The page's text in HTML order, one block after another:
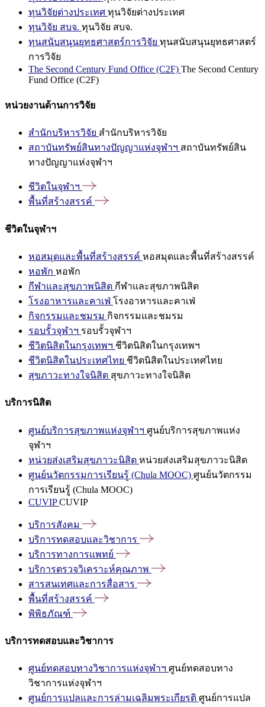
ทุนวิจัยต่างประเทศ ทุนวิจัยต่างประเทศ
ทุนวิจัย สบจ. ทุนวิจัย สบจ.
ทุนสนับสนุนยุทธศาสตร์การวิจัย ทุนสนับสนุนยุทธศาสตร์
การวิจัย
The Second Century Fund Office (C2F) The Second Century
Fund Office (C2F)
หน่วยงานด้านการวิจัย
สำนักบริหารวิจัย สำนักบริหารวิจัย
สถาบันทรัพย์สินทางปัญญาแห่งจุฬาฯ สถาบันทรัพย์สิน
ทางปัญญาแห่งจุฬาฯ
ชีวิตในจุฬาฯ
พื้นที่สร้างสรรค์
ชีวิตในจุฬาฯ
หอสมุดและพื้นที่สร้างสรรค์ หอสมุดและพื้นที่สร้างสรรค์
หอพัก หอพัก
กีฬาและสุขภาพนิสิต กีฬาและสุขภาพนิสิต
โรงอาหารและคาเฟ่ โรงอาหารและคาเฟ่
กิจกรรมและชมรม กิจกรรมและชมรม
รอบรั้วจุฬาฯ รอบรั้วจุฬาฯ
ชีวิตนิสิตในกรุงเทพฯ ชีวิตนิสิตในกรุงเทพฯ
ชีวิตนิสิตในประเทศไทย ชีวิตนิสิตในประเทศไทย
สุขภาวะทางใจนิสิต สุขภาวะทางใจนิสิต
บริการนิสิต
ศูนย์บริการสุขภาพแห่งจุฬาฯ ศูนย์บริการสุขภาพแห่ง
จุฬาฯ
หน่วยส่งเสริมสุขภาวะนิสิต หน่วยส่งเสริมสุขภาวะนิสิต
ศูนย์นวัตกรรมการเรียนรู้ (Chula MOOC) ศูนย์นวัตกรรม
การเรียนรู้ (Chula MOOC)
CUVIPCUVIP
บริการสังคม
บริการทดสอบและวิชาการ
บริการทางการแพทย์
บริการตรวจวิเคราะห์คุณภาพ
สารสนเทศและการสื่อสาร
พื้นที่สร้างสรรค์
พิพิธภัณฑ์
บริการทดสอบและวิชาการ
ศูนย์ทดสอบทางวิชาการแห่งจุฬาฯ ศูนย์ทดสอบทาง
วิชาการแห่งจุฬาฯ
ศูนย์การแปลและการล่ามเฉลิมพระเกียรติ ศูนย์การแปล